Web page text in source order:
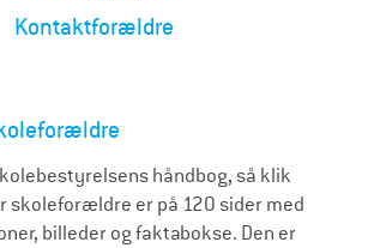
Kontaktforældre
håndbog, så klik
skoleforældre er på 120 sider med
billeder og faktabokse. Den er